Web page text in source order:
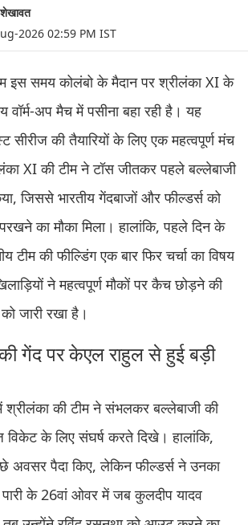
शेखावत
2026 02:59 PM IST
इस समय कोलंबो के मैदान पर श्रीलंका XI के
वॉर्म-अप मैच में पसीना बहा रही है। यह
सीरीज की तैयारियों के लिए एक महत्वपूर्ण मंच
XI की टीम ने टॉस जीतकर पहले बल्लेबाजी
जिससे भारतीय गेंदबाजों और फील्डर्स को
का मौका मिला। हालांकि, पहले दिन के
टीम की फील्डिंग एक बार फिर चर्चा का विषय
ने महत्वपूर्ण मौकों पर कैच छोड़ने की
जारी रखा है।
गेंद पर केएल राहुल से हुई बड़ी
की टीम ने संभलकर बल्लेबाजी की
विकेट के लिए संघर्ष करते दिखे। हालांकि,
अवसर पैदा किए, लेकिन फील्डर्स ने उनका
के 26वां ओवर में जब कुलदीप यादव